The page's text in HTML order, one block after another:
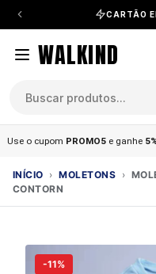
CARTÃO
WALKIND
Use o cupom PROMO5 e ganhe
INÍCIO › MOLETONS ›
CONTORN
-11%